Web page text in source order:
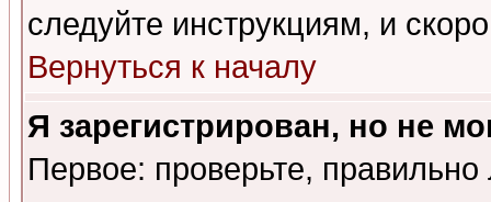
следуйте инструкциям, и
Вернуться к началу
Я зарегистрирован, но не
Первое: проверьте,